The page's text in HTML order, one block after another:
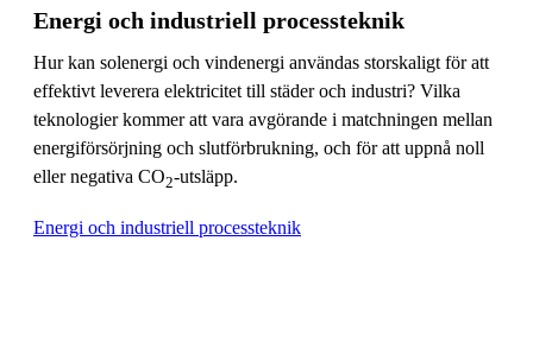
Energi och industriell processteknik
Hur kan solenergi och vindenergi användas storskaligt för att
effektivt leverera elektricitet till städer och industri? Vilka
teknologier kommer att vara avgörande i matchningen mellan
energiförsörjning och slutförbrukning, och för att uppnå noll
eller negativa CO2-utsläpp.
Energi och industriell processteknik